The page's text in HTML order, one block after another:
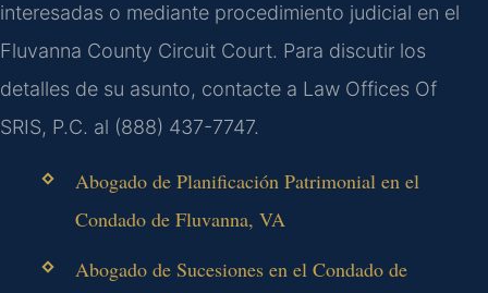
interesadas o mediante procedimiento judicial en el
Fluvanna County Circuit Court. Para discutir los
detalles de su asunto, contacte a Law Offices Of
SRIS, P.C. al (888) 437-7747.
Abogado de Planificación Patrimonial en el
Condado de Fluvanna, VA
Abogado de Sucesiones en el Condado de